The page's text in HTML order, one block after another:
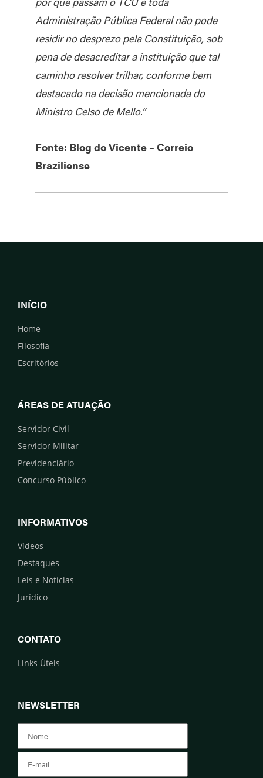
Administração Pública Federal não pode
residir no desprezo pela Constituição, sob
pena de desacreditar a instituição que tal
caminho resolver trilhar, conforme bem
destacado na decisão mencionada do
Ministro Celso de Mello.”
Fonte: Blog do Vicente – Correio
Braziliense
INÍCIO
Home
Filosofia
Escritórios
ÁREAS DE ATUAÇÃO
Servidor Civil
Servidor Militar
Previdenciário
Concurso Público
INFORMATIVOS
Vídeos
Destaques
Leis e Notícias
Jurídico
CONTATO
Links Úteis
NEWSLETTER